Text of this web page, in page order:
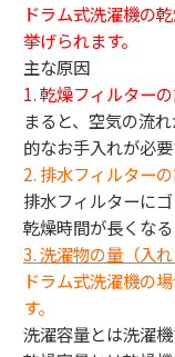
ドラム式洗濯機の
挙げられます。
主な原因
1. 乾燥フィルター
まると、空気の流
的なお手入れが必要
2. 排水フィルター
排水フィルターに
乾燥時間が長くなる
3.洗濯物の量（入れ
ドラム式洗濯機の
す。
洗濯容量とは洗濯